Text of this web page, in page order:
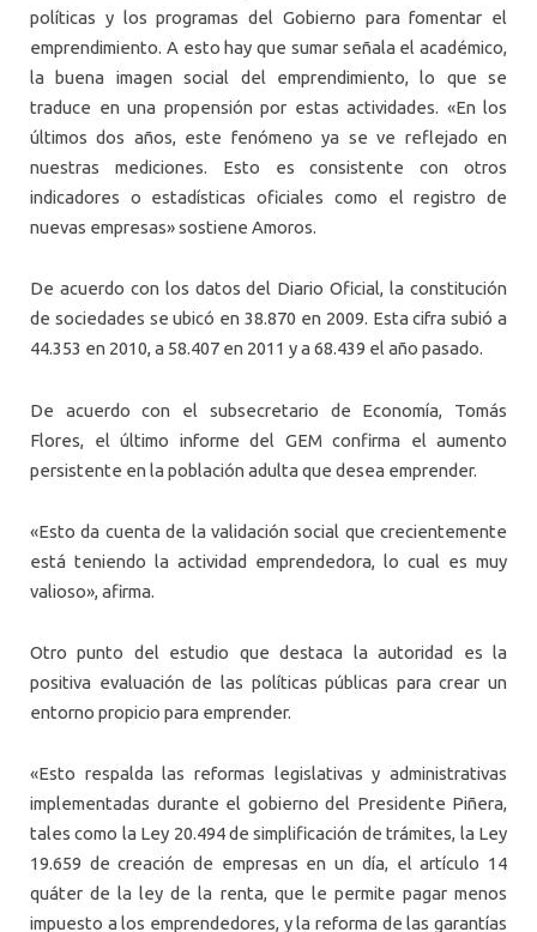
políticas y los programas del Gobierno para fomentar el
emprendimiento. A esto hay que sumar señala el académico,
la buena imagen social del emprendimiento, lo que se
traduce en una propensión por estas actividades. «En los
últimos dos años, este fenómeno ya se ve reflejado en
nuestras mediciones. Esto es consistente con otros
indicadores o estadísticas oficiales como el registro de
nuevas empresas» sostiene Amoros.
De acuerdo con los datos del Diario Oficial, la constitución
de sociedades se ubicó en 38.870 en 2009. Esta cifra subió a
44.353 en 2010, a 58.407 en 2011 y a 68.439 el año pasado.
De acuerdo con el subsecretario de Economía, Tomás
Flores, el último informe del GEM confirma el aumento
persistente en la población adulta que desea emprender.
«Esto da cuenta de la validación social que crecientemente
está teniendo la actividad emprendedora, lo cual es muy
valioso», afirma.
Otro punto del estudio que destaca la autoridad es la
positiva evaluación de las políticas públicas para crear un
entorno propicio para emprender.
«Esto respalda las reformas legislativas y administrativas
implementadas durante el gobierno del Presidente Piñera,
tales como la Ley 20.494 de simplificación de trámites, la Ley
19.659 de creación de empresas en un día, el artículo 14
quáter de la ley de la renta, que le permite pagar menos
impuesto a los emprendedores, y la reforma de las garantías